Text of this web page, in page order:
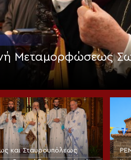
Μεταμορφώσεως
και Σταυρουπόλεως